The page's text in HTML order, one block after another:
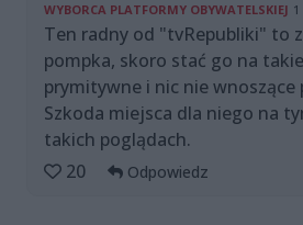
WYBORCA PLATFORMY OBYWATELSKIEJ
Ten radny od "tvRepubliki" to
pompka, skoro stać go na takie
prymitywne i nic nie wnoszące
Szkoda miejsca dla niego na
takich poglądach.
20
Odpowiedz